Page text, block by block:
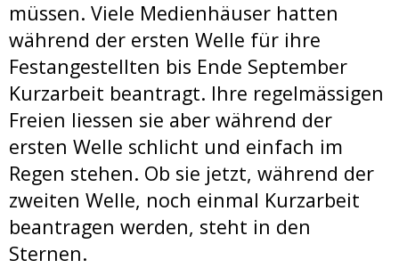
müssen. Viele Medienhäuser hatten
während der ersten Welle für ihre
Festangestellten bis Ende September
Kurzarbeit beantragt. Ihre regelmässigen
Freien liessen sie aber während der
ersten Welle schlicht und einfach im
Regen stehen. Ob sie jetzt, während der
zweiten Welle, noch einmal Kurzarbeit
beantragen werden, steht in den
Sternen.